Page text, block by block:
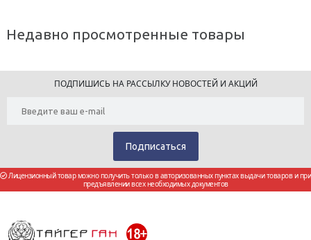
Недавно просмотренные товары
ПОДПИШИСЬ НА РАССЫЛКУ НОВОСТЕЙ И АКЦИЙ
Лицензионный товар можно получить только в авторизованных пунктах выдачи товаров и при
предъявлении всех необходимых документов